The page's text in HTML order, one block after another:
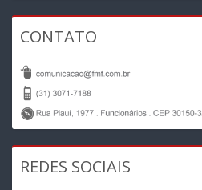
CONTATO
REDES SOCIAIS